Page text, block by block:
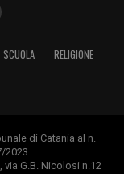
SCUOLA
RELIGIONE
di Catania al n.
2023
G.B. Nicolosi n.12